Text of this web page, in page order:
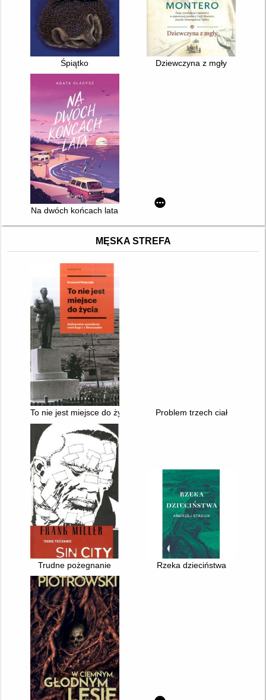
Śpiątko Dziewczyna z mgły
Na dwóch końcach lata
MĘSKA STREFA
To nie jest miejsce do życia : stalinowskie wysiedlenia znad
Problem trzech ciał
Trudne pożegnanie Rzeka dzieciństwa